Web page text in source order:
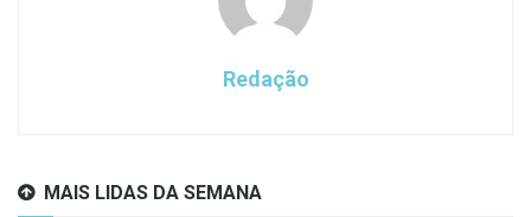
Redação
MAIS LIDAS DA SEMANA